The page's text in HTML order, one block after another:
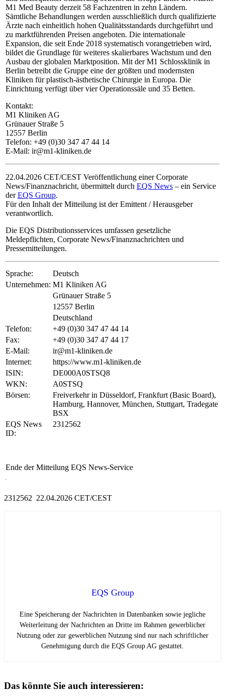
M1 Med Beauty derzeit 58 Fachzentren in zehn Ländern.
Sämtliche Behandlungen werden ausschließlich durch qualifizierte
Ärzte nach einheitlich hohen Qualitätsstandards durchgeführt und
zu marktführenden Preisen angeboten. Die internationale
Expansion, die seit Ende 2018 systematisch vorangetrieben wird,
bildet die Grundlage für weiteres skalierbares Wachstum und den
Ausbau der globalen Marktposition. Mit der M1 Schlossklinik in
Berlin betreibt die Gruppe eine der größten und modernsten
Kliniken für plastisch-ästhetische Chirurgie in Europa. Die
Einrichtung verfügt über vier Operationssäle und 35 Betten.
Kontakt:
M1 Kliniken AG
Grünauer Straße 5
12557 Berlin
Telefon: +49 (0)30 347 47 44 14
E-Mail: ir@m1-kliniken.de
22.04.2026 CET/CEST Veröffentlichung einer Corporate
News/Finanznachricht, übermittelt durch EQS News – ein Service
derEQS Group.
Für den Inhalt der Mitteilung ist der Emittent / Herausgeber
verantwortlich.
Die EQS Distributionsservices umfassen gesetzliche
Meldepflichten, Corporate News/Finanznachrichten und
Pressemitteilungen.
Sprache:
Deutsch
Unternehmen: M1 Kliniken AG
Grünauer Straße 5
12557 Berlin
Deutschland
Telefon:
+49 (0)30 347 47 44 14
Fax:
+49 (0)30 347 47 44 17
E-Mail:
ir@m1-kliniken.de
Internet:
https://www.m1-kliniken.de
ISIN:
DE000A0STSQ8
WKN:
A0STSQ
Börsen:
Freiverkehr in Düsseldorf, Frankfurt (Basic Board),
Hamburg, Hannover, München, Stuttgart, Tradegate
BSX
EQS News
ID:
2312562
Ende der Mitteilung EQS News-Service
2312562 22.04.2026 CET/CEST
EQS Group
Eine Speicherung der Nachrichten in Datenbanken sowie jegliche
Weiterleitung der Nachrichten an Dritte im Rahmen gewerblicher
Nutzung oder zur gewerblichen Nutzung sind nur nach schriftlicher
Genehmigung durch die EQS Group AG gestattet.
Das könnte Sie auch interessieren: